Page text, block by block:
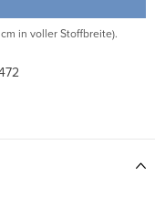
in voller Stoffbreite).